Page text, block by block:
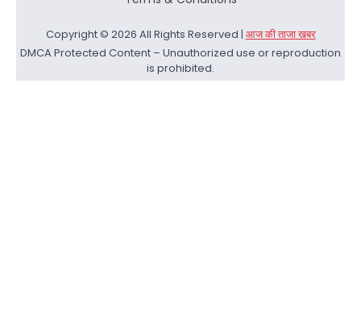
Copyright © 2026 All Rights Reserved | आज की ताजा खबर
DMCA Protected Content – Unauthorized use or reproduction
is prohibited.